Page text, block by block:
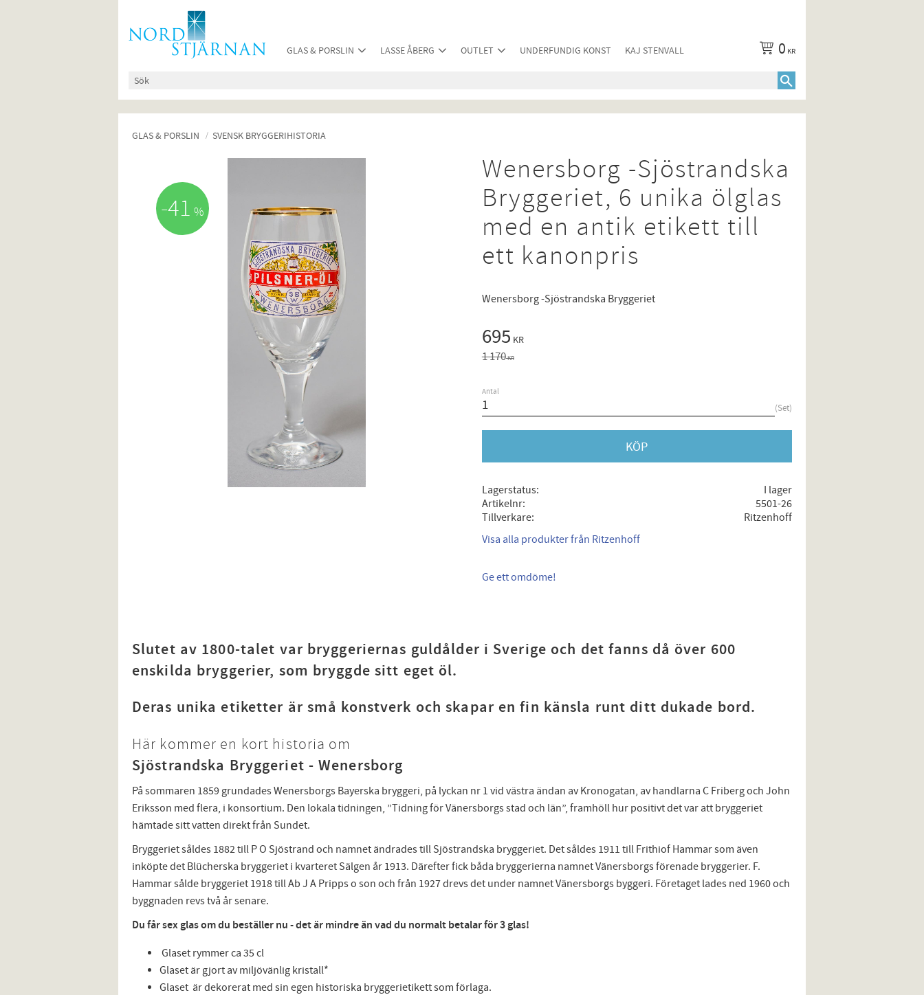
GLAS & PORSLIN LASSE ÅBERG OUTLET UNDERFUNDIG KONST KAJ STENVALL 0 KR
GLAS & PORSLIN SVENSK BRYGGERIHISTORIA
Wenersborg -Sjöstrandska
Bryggeriet, 6 unika ölglas
med en antik etikett till
ett kanonpris
Wenersborg -Sjöstrandska Bryggeriet
41 %
Nedsatt pris:
695 KR
Ordinarie pris:
1 170KR
Antal
Set
KÖP
Lagerstatus
I lager
Artikelnr
5501-26
Tillverkare
Ritzenhoff
Visa alla produkter från Ritzenhoff
Ge ett omdöme!
Slutet av 1800-talet var bryggeriernas guldålder i Sverige och det fanns då över 600
enskilda bryggerier, som bryggde sitt eget öl.
Deras unika etiketter är små konstverk och skapar en fin känsla runt ditt dukade bord.
Här kommer en kort historia om
Sjöstrandska Bryggeriet - Wenersborg
På sommaren 1859 grundades Wenersborgs Bayerska bryggeri, på lyckan nr 1 vid västra ändan av Kronogatan, av handlarna C Friberg och John
Eriksson med flera, i konsortium. Den lokala tidningen, ”Tidning för Vänersborgs stad och län”, framhöll hur positivt det var att bryggeriet
hämtade sitt vatten direkt från Sundet.
Bryggeriet såldes 1882 till P O Sjöstrand och namnet ändrades till Sjöstrandska bryggeriet. Det såldes 1911 till Frithiof Hammar som även
inköpte det Blücherska bryggeriet i kvarteret Sälgen år 1913. Därefter fick båda bryggerierna namnet Vänersborgs förenade bryggerier. F.
Hammar sålde bryggeriet 1918 till Ab J A Pripps o son och från 1927 drevs det under namnet Vänersborgs byggeri. Företaget lades ned 1960 och
byggnaden revs två år senare.
Du får sex glas om du beställer nu - det är mindre än vad du normalt betalar för 3 glas!
Glaset rymmer ca 35 cl
Glaset är gjort av miljövänlig kristall*
Glaset är dekorerat med sin egen historiska bryggerietikett som förlaga.